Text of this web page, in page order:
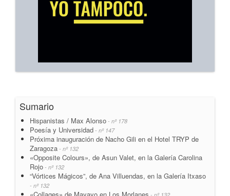
Sumario
Hispanistas / Max Alonso - nº 178
Poesía y Universidad - nº 147
Próxima inauguración de Nacho Gili en el Hotel TRYP de
Zaragoza - nº 132
«Opposite Colours», de Asun Valet, en la Galería Carolina
Rojo - nº 132
“Vórtices Mágicos”, de Ana Villuendas, en la Galería Itxaso
- nº 132